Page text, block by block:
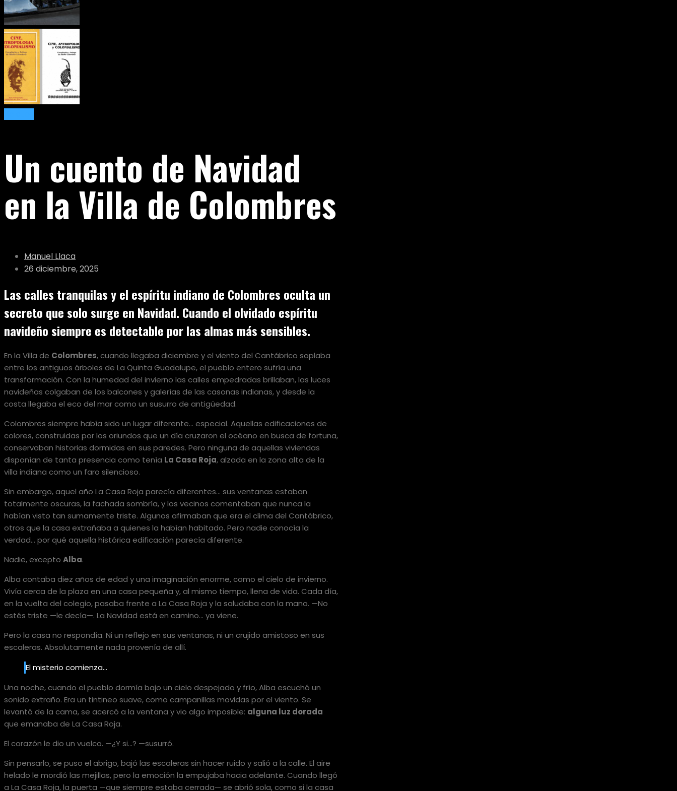
Un cuento de Navidad
en la Villa de Colombres
Manuel Llaca
26 diciembre, 2025
Las calles tranquilas y el espíritu indiano de Colombres oculta un
secreto que solo surge en Navidad. Cuando el olvidado espíritu
navideño siempre es detectable por las almas más sensibles.
En la Villa de Colombres, cuando llegaba diciembre y el viento del Cantábrico soplaba
entre los antiguos árboles de La Quinta Guadalupe, el pueblo entero sufría una
transformación. Con la humedad del invierno las calles empedradas brillaban, las luces
navideñas colgaban de los balcones y galerías de las casonas indianas, y desde la
costa llegaba el eco del mar como un susurro de antigüedad.
Colombres siempre había sido un lugar diferente… especial. Aquellas edificaciones de
colores, construidas por los oriundos que un día cruzaron el océano en busca de fortuna,
conservaban historias dormidas en sus paredes. Pero ninguna de aquellas viviendas
disponían de tanta presencia como tenía La Casa Roja, alzada en la zona alta de la
villa indiana como un faro silencioso.
Sin embargo, aquel año La Casa Roja parecía diferentes… sus ventanas estaban
totalmente oscuras, la fachada sombría, y los vecinos comentaban que nunca la
habían visto tan sumamente triste. Algunos afirmaban que era el clima del Cantábrico,
otros que la casa extrañaba a quienes la habían habitado. Pero nadie conocía la
verdad… por qué aquella histórica edificación parecía diferente.
Nadie, excepto Alba.
Alba contaba diez años de edad y una imaginación enorme, como el cielo de invierno.
Vivía cerca de la plaza en una casa pequeña y, al mismo tiempo, llena de vida. Cada día,
en la vuelta del colegio, pasaba frente a La Casa Roja y la saludaba con la mano. —No
estés triste —le decía—. La Navidad está en camino… ya viene.
Pero la casa no respondía. Ni un reflejo en sus ventanas, ni un crujido amistoso en sus
escaleras. Absolutamente nada provenía de allí.
El misterio comienza…
Una noche, cuando el pueblo dormía bajo un cielo despejado y frío, Alba escuchó un
sonido extraño. Era un tintineo suave, como campanillas movidas por el viento. Se
levantó de la cama, se acercó a la ventana y vio algo imposible: alguna luz dorada
que emanaba de La Casa Roja.
El corazón le dio un vuelco. —¿Y si…? —susurró.
Sin pensarlo, se puso el abrigo, bajó las escaleras sin hacer ruido y salió a la calle. El aire
helado le mordió las mejillas, pero la emoción la empujaba hacia adelante. Cuando llegó
a La Casa Roja, la puerta —que siempre estaba cerrada— se abrió sola, como si la casa